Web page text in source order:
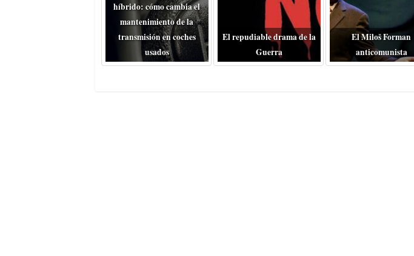
híbrido: cómo cambia el
mantenimiento de la
transmisión en coches
usados
El repudiable drama de la
Guerra
El Miloš Forman
anticomunista